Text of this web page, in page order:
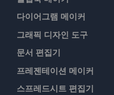
다이어그램 메이커
그래픽 디자인 도구
문서 편집기
프레젠테이션 메이커
스프레드시트 편집기